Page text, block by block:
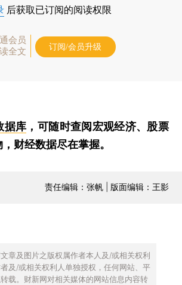
后获取已订阅的阅读权限
会员
全文
订阅/会员升级
据库 ，可随时查阅宏观经济、股票
财经数据尽在掌握。
责任编辑：张帆 | 版面编辑：王影
章及图片之版权属作者本人及/或相关权利
及/或相关权利人单独授权，任何网站、平
载。财新网对相关媒体的网站信息内容转